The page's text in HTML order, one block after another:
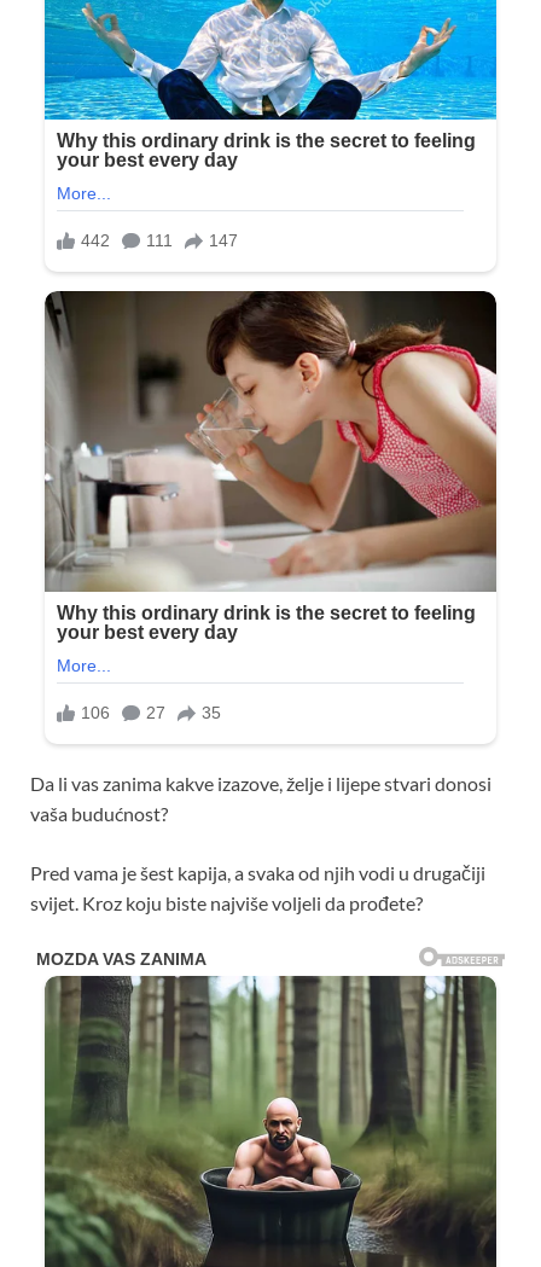
Da li vas zanima kakve izazove, želje i lijepe stvari donosi
vaša budućnost?
Pred vama je šest kapija, a svaka od njih vodi u drugačiji
svijet. Kroz koju biste najviše voljeli da prođete?